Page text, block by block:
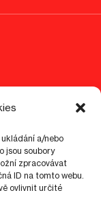
a/nebo
jsou soubory
zpracovávat
ID na tomto webu.
ovlivnit určité
Visitor guidelines